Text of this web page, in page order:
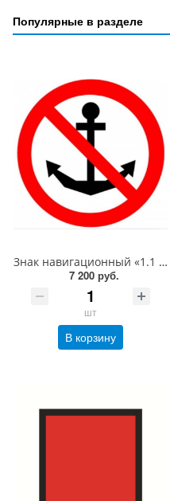
Популярные в разделе
Знак навигационный «1.1 Якоря не бросать!» D-1000 световозвращающий, металл 0.8 мм
7 200 руб.
шт
В корзину